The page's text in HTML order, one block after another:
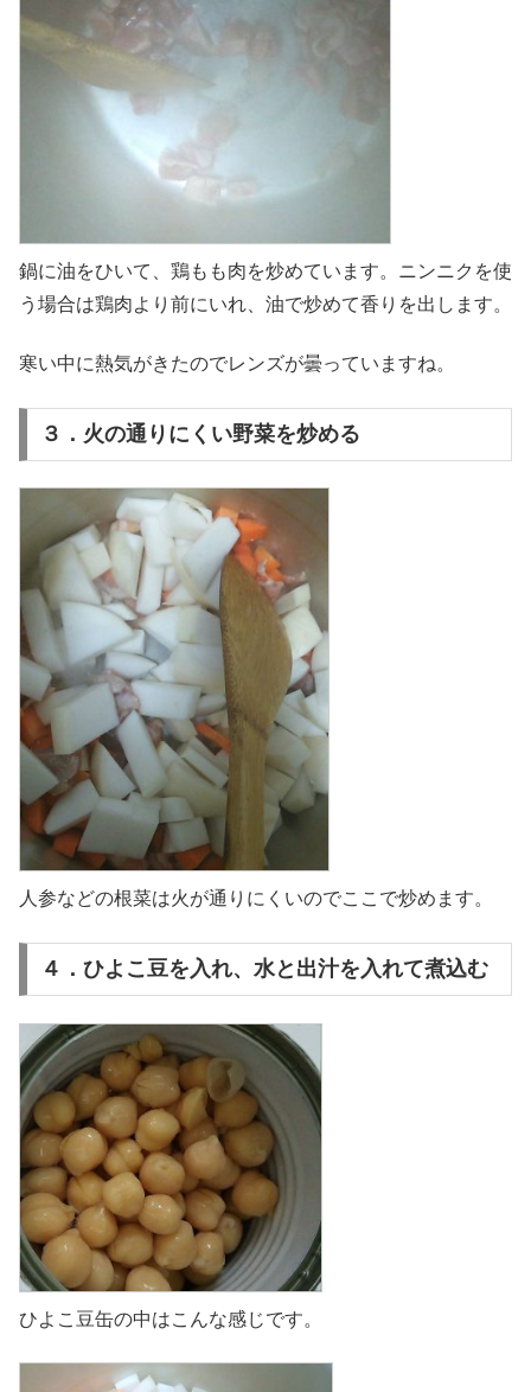
鍋に油をひいて、鶏もも肉を炒めています。ニンニクを使
う場合は鶏肉より前にいれ、油で炒めて香りを出します。
寒い中に熱気がきたのでレンズが曇っていますね。
３．火の通りにくい野菜を炒める
人参などの根菜は火が通りにくいのでここで炒めます。
４．ひよこ豆を入れ、水と出汁を入れて煮込む
ひよこ豆缶の中はこんな感じです。